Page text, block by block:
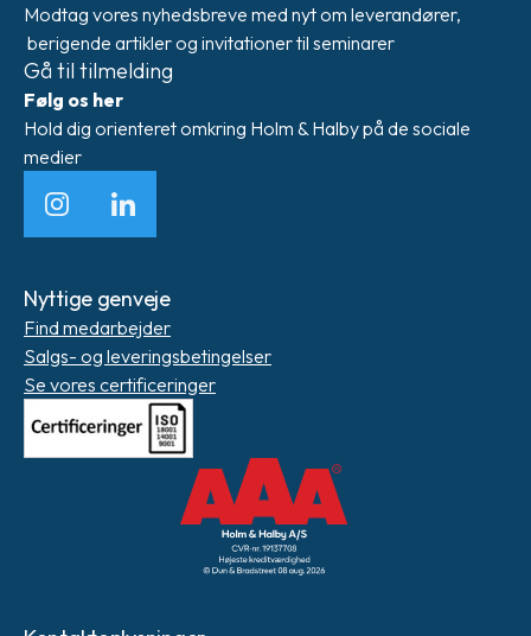
Modtag vores nyhedsbreve med nyt om leverandører,
berigende artikler og invitationer til seminarer
Gå til tilmelding
Følg os her
Hold dig orienteret omkring Holm & Halby på de sociale
medier
InstagramLinkedIn
Nyttige genveje
Find medarbejder
Salgs- og leveringsbetingelser
Se vores certificeringer